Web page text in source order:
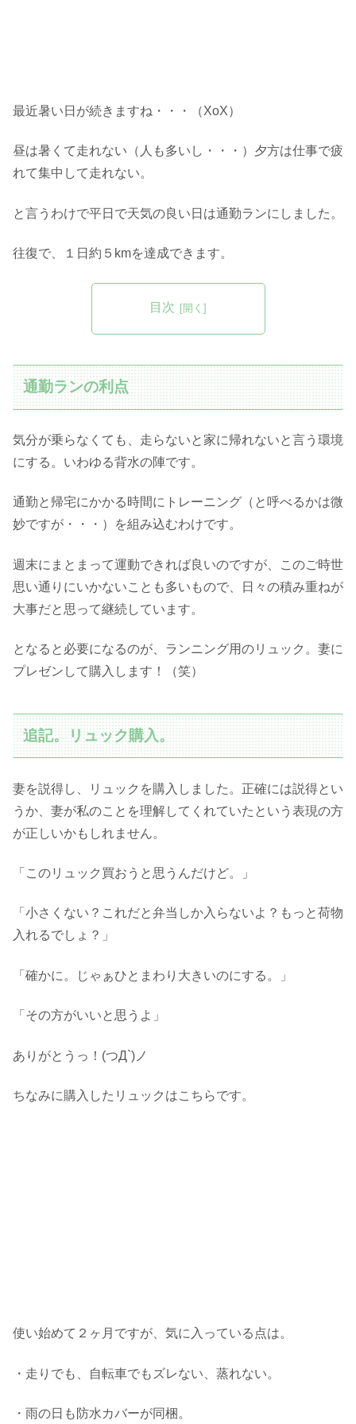
最近暑い日が続きますね・・・（XoX）
昼は暑くて走れない（人も多いし・・・）夕方は仕事で疲
れて集中して走れない。
と言うわけで平日で天気の良い日は通勤ランにしました。
往復で、１日約５kmを達成できます。
目次
通勤ランの利点
気分が乗らなくても、走らないと家に帰れないと言う環境
にする。いわゆる背水の陣です。
通勤と帰宅にかかる時間にトレーニング（と呼べるかは微
妙ですが・・・）を組み込むわけです。
週末にまとまって運動できれば良いのですが、このご時世
思い通りにいかないことも多いもので、日々の積み重ねが
大事だと思って継続しています。
となると必要になるのが、ランニング用のリュック。妻に
プレゼンして購入します！（笑）
追記。リュック購入。
妻を説得し、リュックを購入しました。正確には説得とい
うか、妻が私のことを理解してくれていたという表現の方
が正しいかもしれません。
「このリュック買おうと思うんだけど。」
「小さくない？これだと弁当しか入らないよ？もっと荷物
入れるでしょ？」
「確かに。じゃぁひとまわり大きいのにする。」
「その方がいいと思うよ」
ありがとうっ！(つД`)ノ
ちなみに購入したリュックはこちらです。
使い始めて２ヶ月ですが、気に入っている点は。
・走りでも、自転車でもズレない、蒸れない。
・雨の日も防水カバーが同梱。